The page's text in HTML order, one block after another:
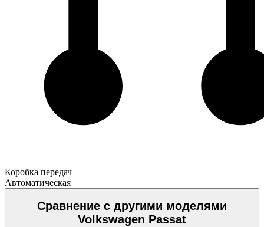
Коробка передач
Автоматическая
Сравнение с другими моделями
Volkswagen Passat